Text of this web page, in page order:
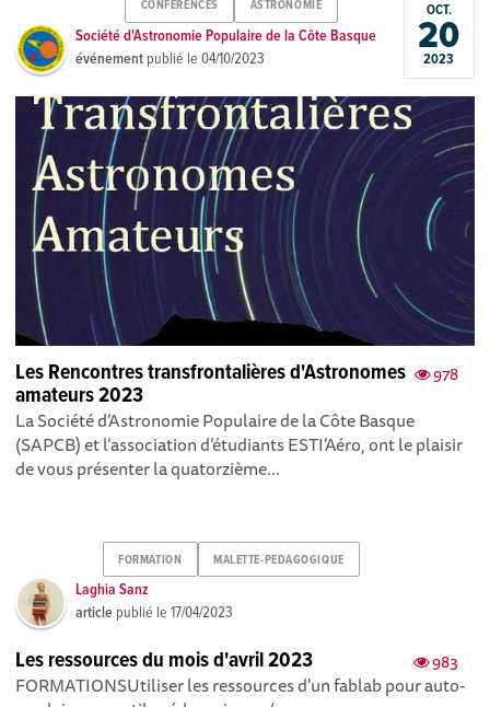
CONFERENCES ASTRONOMIE
Société d'Astronomie Populaire de la Côte Basque
événement publié le04/10/2023
OCT.
20
2023
978
Les Rencontres transfrontalières d'Astronomes
amateurs 2023
La Société d’Astronomie Populaire de la Côte Basque
(SAPCB) et l’association d’étudiants ESTI’Aéro, ont le plaisir
de vous présenter la quatorzième...
FORMATION MALETTE-PEDAGOGIQUE
Laghia Sanz
article publié le17/04/2023
983
Les ressources du mois d'avril 2023
FORMATIONSUtiliser les ressources d'un fablab pour auto-